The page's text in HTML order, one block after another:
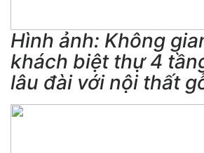
Hình ảnh: Không
khách biệt thự 4
lâu đài với nội thất